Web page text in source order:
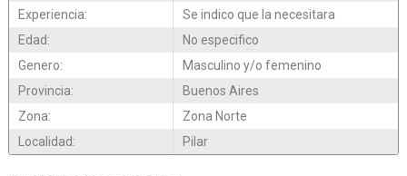
Experiencia:
Se indico que la necesitara
Edad:
No especifico
Genero:
Masculino y/o femenino
Provincia:
Buenos Aires
Zona:
Zona Norte
Localidad:
Pilar